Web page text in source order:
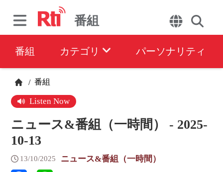
番組
番組 カテゴリ パーソナリティ
/ 番組
Listen Now
ニュース&番組（一時間） - 2025-
10-13
13/10/2025 ニュース&番組（一時間）